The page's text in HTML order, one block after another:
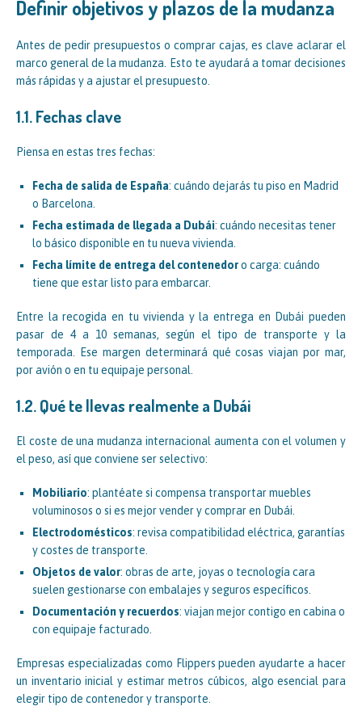
Definir objetivos y plazos de la mudanza
Antes de pedir presupuestos o comprar cajas, es clave aclarar el
marco general de la mudanza. Esto te ayudará a tomar decisiones
más rápidas y a ajustar el presupuesto.
1.1. Fechas clave
Piensa en estas tres fechas:
Fecha de salida de España: cuándo dejarás tu piso en Madrid
o Barcelona.
Fecha estimada de llegada a Dubái: cuándo necesitas tener
lo básico disponible en tu nueva vivienda.
Fecha límite de entrega del contenedoro carga: cuándo
tiene que estar listo para embarcar.
Entre la recogida en tu vivienda y la entrega en Dubái pueden
pasar de 4 a 10 semanas, según el tipo de transporte y la
temporada. Ese margen determinará qué cosas viajan por mar,
por avión o en tu equipaje personal.
1.2. Qué te llevas realmente a Dubái
El coste de una mudanza internacional aumenta con el volumen y
el peso, así que conviene ser selectivo:
Mobiliario: plantéate si compensa transportar muebles
voluminosos o si es mejor vender y comprar en Dubái.
Electrodomésticos: revisa compatibilidad eléctrica, garantías
y costes de transporte.
Objetos de valor: obras de arte, joyas o tecnología cara
suelen gestionarse con embalajes y seguros específicos.
Documentación y recuerdos: viajan mejor contigo en cabina o
con equipaje facturado.
Empresas especializadas como Flippers pueden ayudarte a hacer
un inventario inicial y estimar metros cúbicos, algo esencial para
elegir tipo de contenedor y transporte.